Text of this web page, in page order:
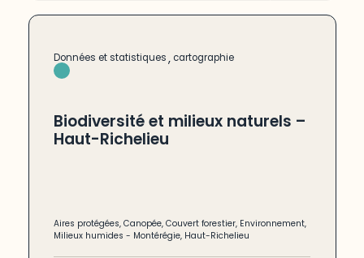
Données et statistiques, cartographie
Biodiversité et milieux naturels –
Haut-Richelieu
Aires protégées,Canopée,Couvert forestier, Environnement,
Milieux humides - Montérégie, Haut-Richelieu